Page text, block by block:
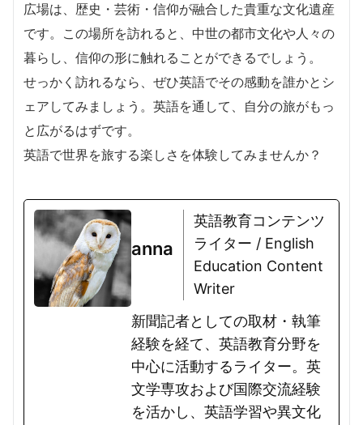
広場は、歴史・芸術・信仰が融合した貴重な文化遺産
です。この場所を訪れると、中世の都市文化や人々の
暮らし、信仰の形に触れることができるでしょう。
せっかく訪れるなら、ぜひ英語でその感動を誰かとシ
ェアしてみましょう。英語を通して、自分の旅がもっ
と広がるはずです。
英語で世界を旅する楽しさを体験してみませんか？
anna
英語教育コンテンツ
ライター / English
Education Content
Writer
新聞記者としての取材・執筆
経験を経て、英語教育分野を
中心に活動するライター。英
文学専攻および国際交流経験
を活かし、英語学習や異文化